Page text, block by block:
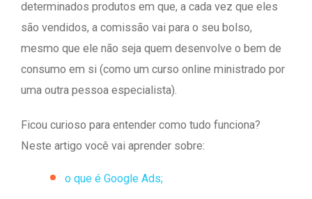
determinados produtos em que, a cada vez que eles
são vendidos, a comissão vai para o seu bolso,
mesmo que ele não seja quem desenvolve o bem de
consumo em si (como um curso online ministrado por
uma outra pessoa especialista).
Ficou curioso para entender como tudo funciona?
Neste artigo você vai aprender sobre:
o que é Google Ads;